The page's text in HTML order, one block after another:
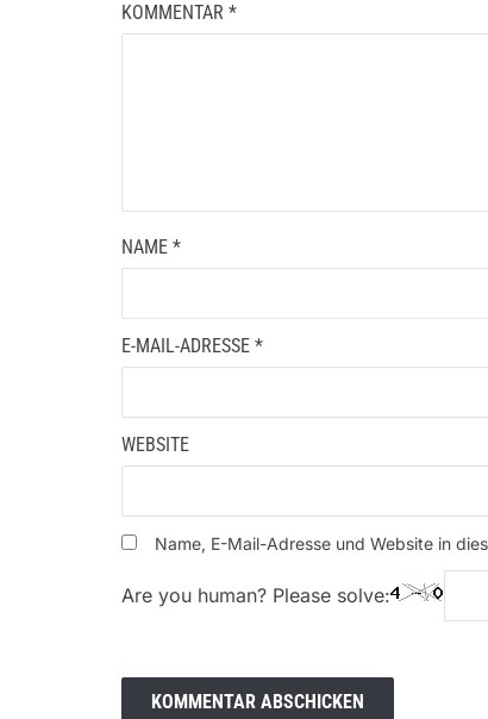
KOMMENTAR *
NAME *
E-MAIL-ADRESSE *
WEBSITE
Name, E-Mail-Adresse und Website in
Are you human? Please solve: